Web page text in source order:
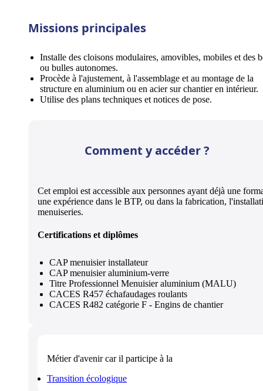
Missions principales
Installe des cloisons modulaires, amovibles, mobiles et des
ou bulles autonomes.
Procède à l'ajustement, à l'assemblage et au montage de la
structure en aluminium ou en acier sur chantier en intérieur.
Utilise des plans techniques et notices de pose.
Comment y accéder ?
Cet emploi est accessible aux personnes ayant déjà une
une expérience dans le BTP, ou dans la fabrication,
menuiseries.
Certifications et diplômes
CAP menuisier installateur
CAP menuisier aluminium-verre
Titre Professionnel Menuisier aluminium (MALU)
CACES R457 échafaudages roulants
CACES R482 catégorie F - Engins de chantier
Métier d'avenircar il participe à la
Transition écologique